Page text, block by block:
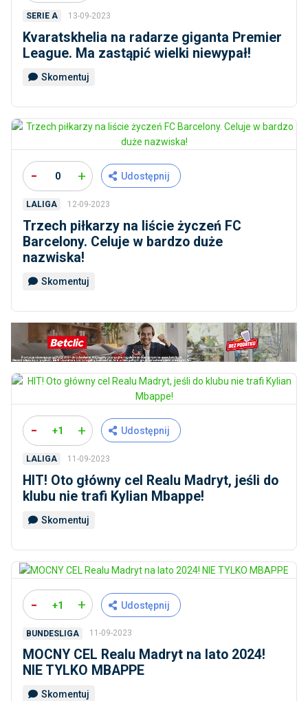
SERIE A 13-09-2023
Kvaratskhelia na radarze giganta Premier
League. Ma zastąpić wielki niewypał!
Skomentuj
- 0 + Udostępnij
LALIGA 12-09-2023
Trzech piłkarzy na liście życzeń FC
Barcelony. Celuje w bardzo duże
nazwiska!
Skomentuj
- +1 + Udostępnij
LALIGA 11-09-2023
HIT! Oto główny cel Realu Madryt, jeśli do
klubu nie trafi Kylian Mbappe!
Skomentuj
- +1 + Udostępnij
BUNDESLIGA 11-09-2023
MOCNY CEL Realu Madryt na lato 2024!
NIE TYLKO MBAPPE
Skomentuj